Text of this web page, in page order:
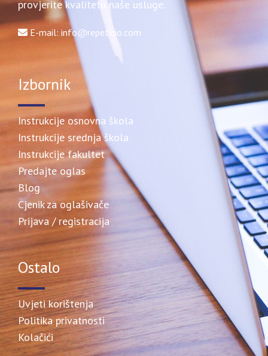
provjerite kvalitetu naše usluge.
E-mail: info@repeticio.com
Izbornik
Instrukcije osnovna škola
Instrukcije srednja škola
Instrukcije fakultet
Predajte oglas
Blog
Cjenik za oglašivače
Prijava / registracija
Ostalo
Uvjeti korištenja
Politika privatnosti
Kolačići